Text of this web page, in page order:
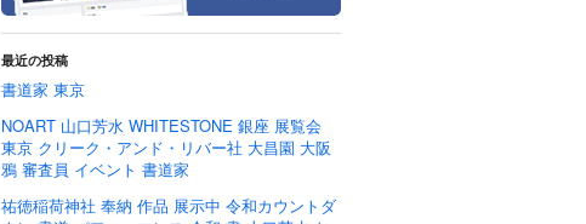
最近の投稿
書道家 東京
NOART 山口芳水 WHITESTONE 銀座 展覧会
東京 クリーク・アンド・リバー社 大昌園 大阪
鴉 審査員 イベント 書道家
祐徳稲荷神社 奉納 作品 展示中 令和カウントダ